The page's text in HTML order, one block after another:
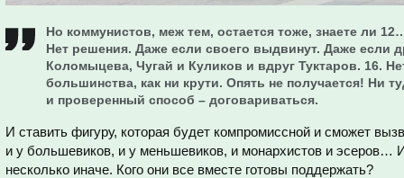
Но коммунистов, меж тем, остается тоже, знаете ли
Нет решения. Даже если своего выдвинут. Даже если
Коломыцева, Чугай и Куликов и вдруг Туктаров. 16.
большинства, как ни крути. Опять не получается! Ни
и проверенный способ – договариваться.
И ставить фигуру, которая будет компромиссной и сможет
и у большевиков, и у меньшевиков, и монархистов и эсеров…
несколько иначе. Кого они все вместе готовы поддержать?